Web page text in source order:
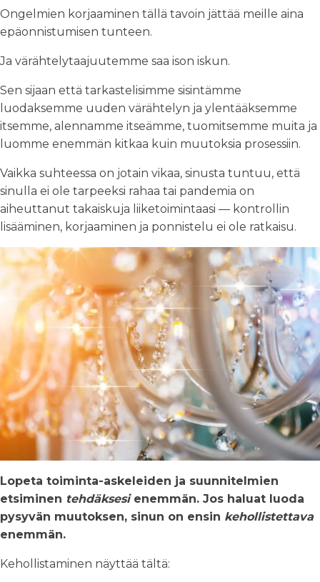
Ongelmien korjaaminen tällä tavoin jättää meille aina
epäonnistumisen tunteen.
Ja värähtelytaajuutemme saa ison iskun.
Sen sijaan että tarkastelisimme sisintämme
luodaksemme uuden värähtelyn ja ylentääksemme
itsemme, alennamme itseämme, tuomitsemme muita ja
luomme enemmän kitkaa kuin muutoksia prosessiin.
Vaikka suhteessa on jotain vikaa, sinusta tuntuu, että
sinulla ei ole tarpeeksi rahaa tai pandemia on
aiheuttanut takaiskuja liiketoimintaasi — kontrollin
lisääminen, korjaaminen ja ponnistelu ei ole ratkaisu.
Lopeta toiminta-askeleiden ja suunnitelmien
etsiminen tehdäksesi enemmän. Jos haluat luoda
pysyvän muutoksen, sinun on ensin kehollistettava
enemmän.
Kehollistaminen näyttää tältä: